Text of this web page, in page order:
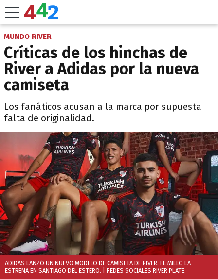
MUNDO RIVER
Críticas de los hinchas de
River a Adidas por la nueva
camiseta
Los fanáticos acusan a la marca por supuesta
falta de originalidad.
ADIDAS LANZÓ UN NUEVO MODELO DE CAMISETA DE RIVER. EL MILLO LA
ESTRENA EN SANTIAGO DEL ESTERO. | REDES SOCIALES RIVER PLATE.